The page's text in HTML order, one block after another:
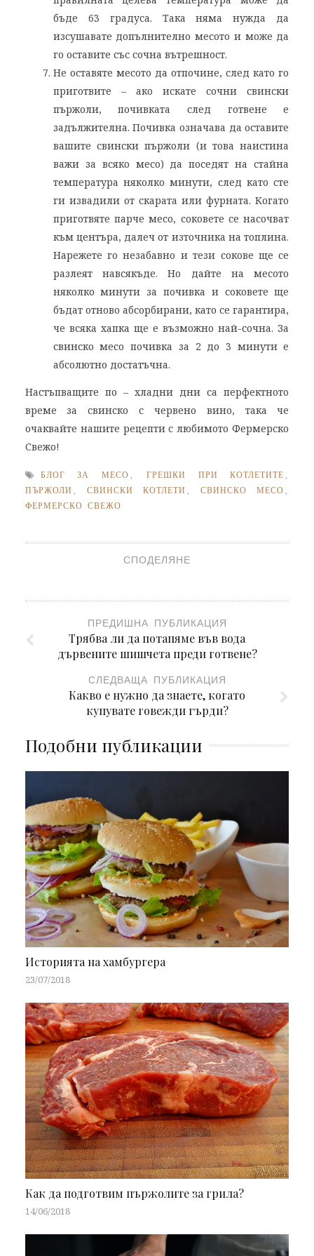
бъде 63 градуса. Така няма нужда да
изсушавате допълнително месото и може да
го оставите със сочна вътрешност.
Не оставяте месото да отпочине, след като го
приготвите – ако искате сочни свински
пържоли, почивката след готвене е
задължителна. Почивка означава да оставите
вашите свински пържоли (и това наистина
важи за всяко месо) да поседят на стайна
температура няколко минути, след като сте
ги извадили от скарата или фурната. Когато
приготвяте парче месо, соковете се насочват
към центъра, далеч от източника на топлина.
Нарежете го незабавно и тези сокове ще се
разлеят навсякъде. Но дайте на месото
няколко минути за почивка и соковете ще
бъдат отново абсорбирани, като се гарантира,
че всяка хапка ще е възможно най-сочна. За
свинско месо почивка за 2 до 3 минути е
абсолютно достатъчна.
Настъпващите по – хладни дни са перфектното
време за свинско с червено вино, така че
очаквайте нашите рецепти с любимото Фермерско
Свежо!
БЛОГ ЗА МЕСО ГРЕШКИ ПРИ КОТЛЕТИТЕ
ПЪРЖОЛИ
СВИНСКИ КОТЛЕТИ ,СВИНСКО МЕСО
ФЕРМЕРСКО СВЕЖО
СПОДЕЛЯНЕ
ПРЕДИШНА ПУБЛИКАЦИЯ
Трябва ли да потапяме във вода
дървените шишчета преди готвене?
СЛЕДВАЩА ПУБЛИКАЦИЯ
Какво е нужно да знаете, когато
купувате говежди гърди?
Подобни публикации
Историята на хамбургера
23/07/2018
Как да подготвим пържолите за грила?
14/06/2018